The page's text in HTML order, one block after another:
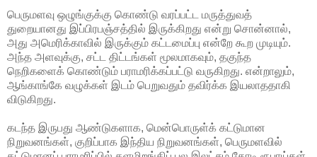
பெருமளவு ஒழுங்குக்கு கொண்டு வரப்பட்ட மருத்துவத்
துறையானது இப்பிரபஞ்சத்தில் இருக்கிறது என்று சொன்னால்,
அது அமெரிக்காவில் இருக்கும் கட்டமைப்பு என்றே கூற முடியும்.
அந்த அளவுக்கு, சட்ட திட்டங்கள் மூலமாகவும், தகுந்த
நெறிகளைக் கொண்டும் பராமரிக்கப்பட்டு வருகிறது. என்றாலும்,
ஆங்காங்கே வழுக்கள் இடம் பெறுவதும் தவிர்க்க இயலாததாகி
விடுகிறது.
கடந்த இருபது ஆண்டுகளாக, மென்பொருள்க் கட்டுமான
நிறுவனங்கள், குறிப்பாக இந்திய நிறுவனங்கள், பெருமளவில்